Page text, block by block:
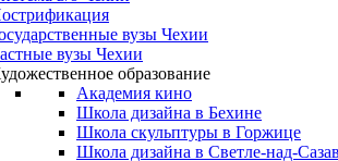
вузы Чехии
вузы Чехии
образование
Академия кино
Школа дизайна в Бехине
Школа скульптуры в Горжице
Школа дизайна в Светле-над-